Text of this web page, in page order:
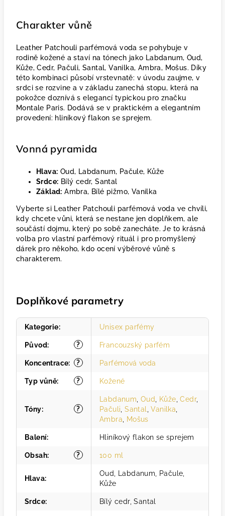
Charakter vůně
Leather Patchouli parfémová voda se pohybuje v
rodině kožené a staví na tónech jako Labdanum, Oud,
Kůže, Cedr, Pačuli, Santal, Vanilka, Ambra, Mošus. Díky
této kombinaci působí vrstevnatě: v úvodu zaujme, v
srdci se rozvine a v základu zanechá stopu, která na
pokožce doznívá s elegancí typickou pro značku
Montale Paris. Dodává se v praktickém a elegantním
provedení: hliníkový flakon se sprejem.
Vonná pyramida
Hlava: Oud, Labdanum, Pačule, Kůže
Srdce: Bílý cedr, Santal
Základ: Ambra, Bílé pižmo, Vanilka
Vyberte si Leather Patchouli parfémová voda ve chvíli,
kdy chcete vůni, která se nestane jen doplňkem, ale
součástí dojmu, který po sobě zanecháte. Je to krásná
volba pro vlastní parfémový rituál i pro promyšlený
dárek pro někoho, kdo ocení výběrové vůně s
charakterem.
Doplňkové parametry
Kategorie: Unisex parfémy
?
Původ: Francouzský parfém
?
Koncentrace: Parfémová voda
?
Typ vůně: Kožené
?
Tóny:
Labdanum ,Oud Kůže ,Cedr,
Pačuli ,Santal ,Vanilka
Ambra
Mošus
Balení: Hliníkový flakon se sprejem
?
Obsah: 100 ml
Hlava:
Oud, Labdanum, Pačule,
Kůže
Srdce: Bílý cedr, Santal